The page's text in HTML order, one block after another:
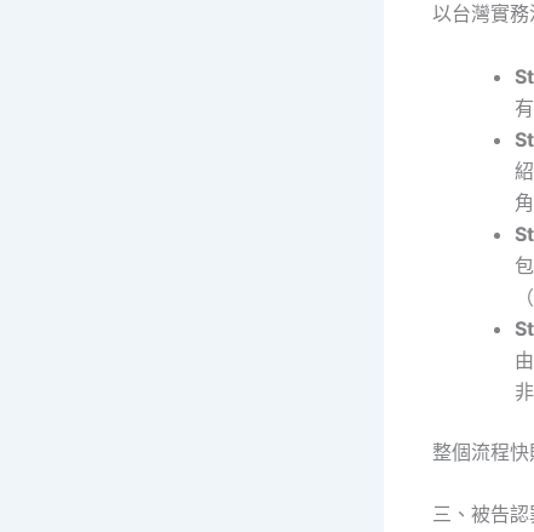
以台灣實務
整個流程
三、被告